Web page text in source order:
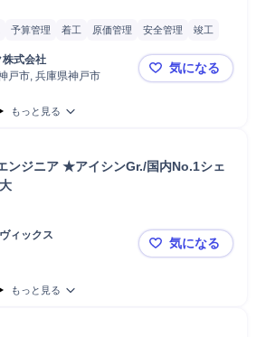
予算管理 着工 原価管理 安全管理
竣工
株式 発注
Word Microsoft Excel
自動車/輸送機械
技士
株式会社
戸市, 兵庫県神戸市
【施工管理
気になる
もっと見る
ンジニア ★アイシンGr./国内No.1シェ
ィックス
【伊丹】プ
気になる
もっと見る